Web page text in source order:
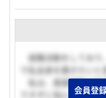
就職活動をしており
で私自身を磨きたい
私は、面接試験が苦
できずに悩んでいま
会員登